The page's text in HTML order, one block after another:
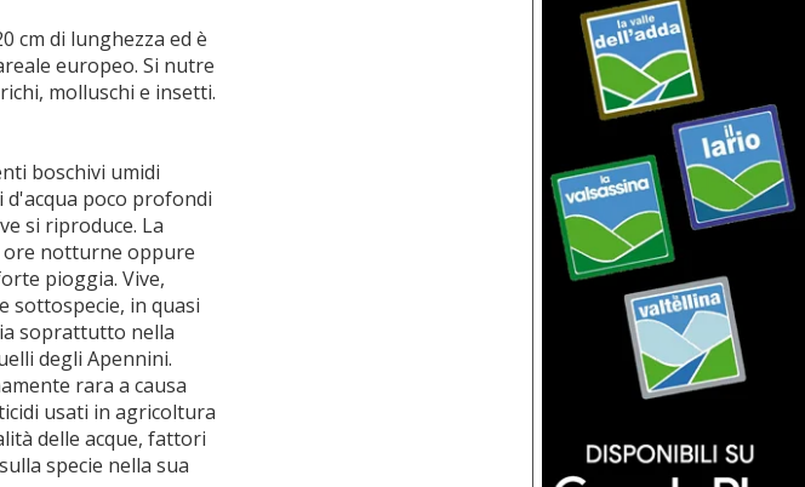
cm di lunghezza ed è
europeo. Si nutre
molluschi e insetti.
boschivi umidi
poco profondi
si riproduce. La
ore notturne oppure
pioggia. Vive,
sottospecie, in quasi
soprattutto nella
degli Apennini.
rara a causa
usati in agricoltura
delle acque, fattori
specie nella sua